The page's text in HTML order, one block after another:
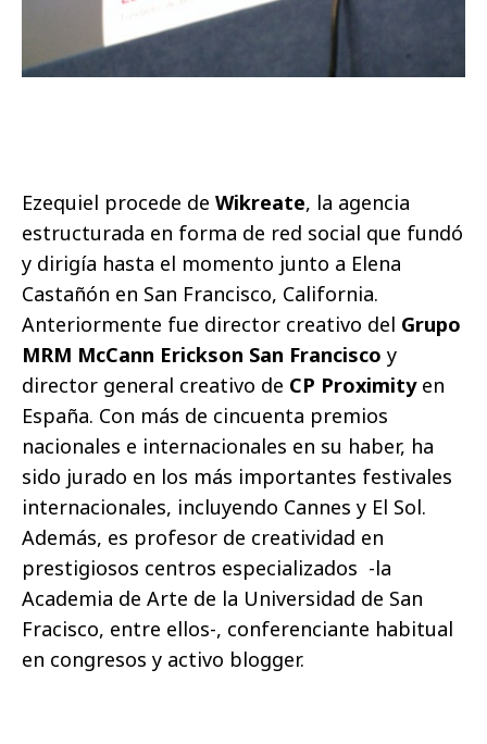
Ezequiel procede de Wikreate, la agencia
estructurada en forma de red social que fundó
y dirigía hasta el momento junto a Elena
Castañón en San Francisco, California.
Anteriormente fue director creativo del Grupo
MRM McCann Erickson San Francisco y
director general creativo de CP Proximity en
España. Con más de cincuenta premios
nacionales e internacionales en su haber, ha
sido jurado en los más importantes festivales
internacionales, incluyendo Cannes y El Sol.
Además, es profesor de creatividad en
prestigiosos centros especializados -la
Academia de Arte de la Universidad de San
Fracisco, entre ellos-, conferenciante habitual
en congresos y activo blogger.